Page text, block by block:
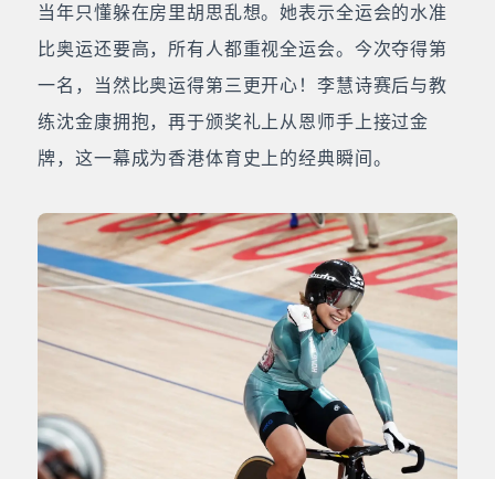
当年只懂躲在房里胡思乱想。她表示全运会的水准
比奥运还要高，所有人都重视全运会。今次夺得第
一名，当然比奥运得第三更开心！李慧诗赛后与教
练沈金康拥抱，再于颁奖礼上从恩师手上接过金
牌，这一幕成为香港体育史上的经典瞬间。